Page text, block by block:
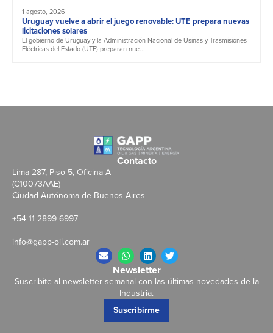
1 agosto, 2026
Uruguay vuelve a abrir el juego renovable: UTE prepara nuevas
licitaciones solares
El gobierno de Uruguay y la Administración Nacional de Usinas y Trasmisiones
Eléctricas del Estado (UTE) preparan nue...
Contacto
Lima 287, Piso 5, Oficina A
(C10073AAE)
Ciudad Autónoma de Buenos Aires
+54 11 2899 6997
info@gapp-oil.com.ar
Newsletter
Suscribite al newsletter semanal con las últimas novedades de la
Industria.
Suscribirme